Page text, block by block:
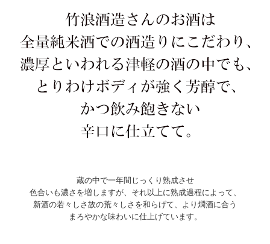
蔵の中で一年間じっくり熟成させ
色合いも濃さを増しますが、それ以上に熟成過程によって、
新酒の若々しさ故の荒々しさを和らげて、より燗酒に合う
まろやかな味わいに仕上げています。